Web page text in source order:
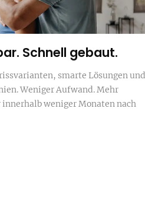
Schnell gebaut.
smarte Lösungen und
Weniger Aufwand. Mehr
weniger Monaten nach